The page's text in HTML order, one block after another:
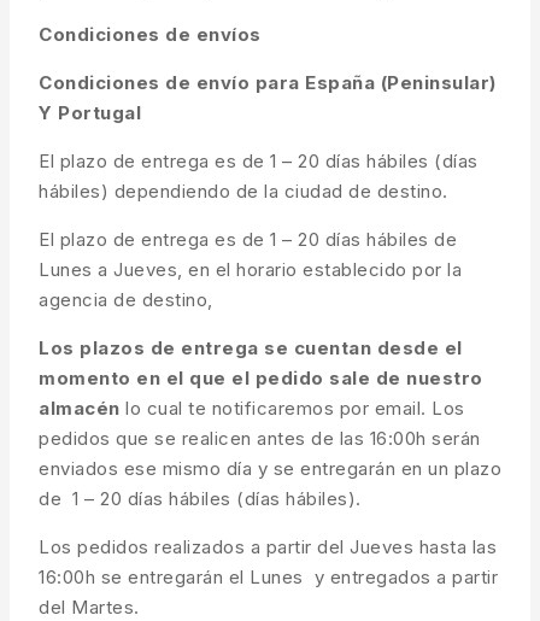
Condiciones de envíos
Condiciones de envío para España (Peninsular)
Y Portugal
El plazo de entrega es de 1 – 20 días hábiles (días
hábiles) dependiendo de la ciudad de destino.
El plazo de entrega es de 1 – 20 días hábiles de
Lunes a Jueves, en el horario establecido por la
agencia de destino,
Los plazos de entrega se cuentan desde el
momento en el que el pedido sale de nuestro
almacén lo cual te notificaremos por email. Los
pedidos que se realicen antes de las 16:00h serán
enviados ese mismo día y se entregarán en un plazo
de 1 – 20 días hábiles (días hábiles).
Los pedidos realizados a partir del Jueves hasta las
16:00h se entregarán el Lunes y entregados a partir
del Martes.